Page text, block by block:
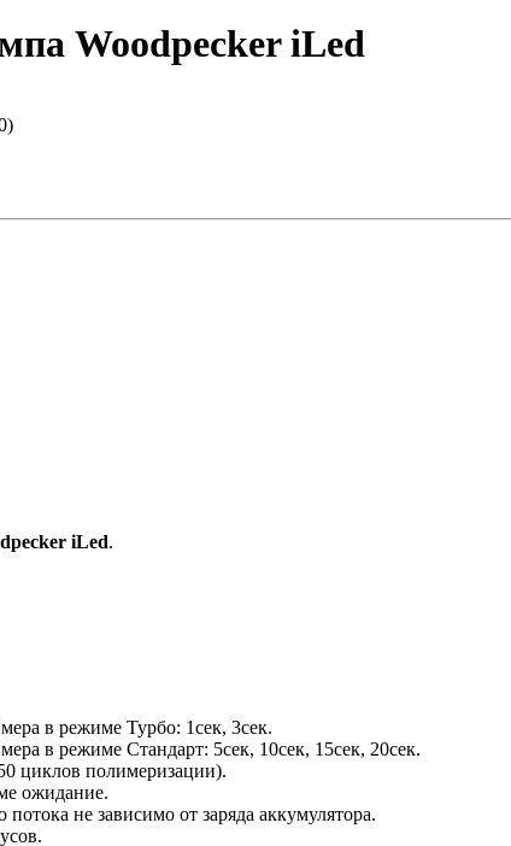
Woodpecker iLed
iLed.
в режиме Турбо: 1сек, 3сек.
в режиме Стандарт: 5сек, 10сек, 15сек, 20сек.
циклов полимеризации).
ожидание.
не зависимо от заряда аккумулятора.